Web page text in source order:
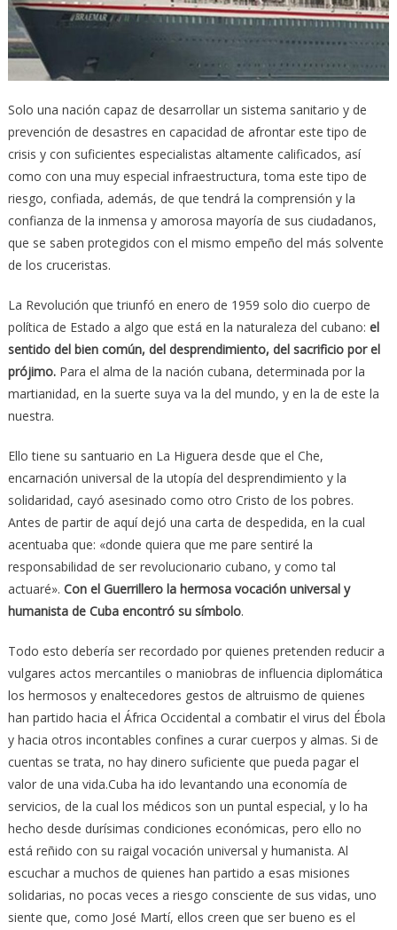
Solo una nación capaz de desarrollar un sistema sanitario y de
prevención de desastres en capacidad de afrontar este tipo de
crisis y con suficientes especialistas altamente calificados, así
como con una muy especial infraestructura, toma este tipo de
riesgo, confiada, además, de que tendrá la comprensión y la
confianza de la inmensa y amorosa mayoría de sus ciudadanos,
que se saben protegidos con el mismo empeño del más solvente
de los cruceristas.
La Revolución que triunfó en enero de 1959 solo dio cuerpo de
política de Estado a algo que está en la naturaleza del cubano: el
sentido del bien común, del desprendimiento, del sacrificio por el
prójimo.Para el alma de la nación cubana, determinada por la
martianidad, en la suerte suya va la del mundo, y en la de este la
nuestra.
Ello tiene su santuario en La Higuera desde que el Che,
encarnación universal de la utopía del desprendimiento y la
solidaridad, cayó asesinado como otro Cristo de los pobres.
Antes de partir de aquí dejó una carta de despedida, en la cual
acentuaba que: «donde quiera que me pare sentiré la
responsabilidad de ser revolucionario cubano, y como tal
actuaré». Con el Guerrillero la hermosa vocación universal y
humanista de Cuba encontró su símbolo.
Todo esto debería ser recordado por quienes pretenden reducir a
vulgares actos mercantiles o maniobras de influencia diplomática
los hermosos y enaltecedores gestos de altruismo de quienes
han partido hacia el África Occidental a combatir el virus del Ébola
y hacia otros incontables confines a curar cuerpos y almas. Si de
cuentas se trata, no hay dinero suficiente que pueda pagar el
valor de una vida.Cuba ha ido levantando una economía de
servicios, de la cual los médicos son un puntal especial, y lo ha
hecho desde durísimas condiciones económicas, pero ello no
está reñido con su raigal vocación universal y humanista. Al
escuchar a muchos de quienes han partido a esas misiones
solidarias, no pocas veces a riesgo consciente de sus vidas, uno
siente que, como José Martí, ellos creen que ser bueno es el